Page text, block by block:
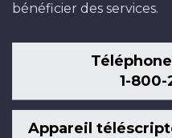
bénéficier des services.
1-
Appareil